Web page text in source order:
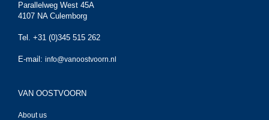
Parallelweg West 45A
4107 NA Culemborg
Tel. +31 (0)345 515 262
E-mail: info@vanoostvoorn.nl
VAN OOSTVOORN
About us